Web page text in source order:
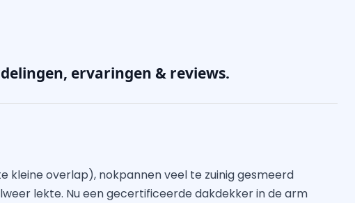
ervaringen & reviews.
kleine overlap), nokpannen veel te zuinig gesmeerd
lekte. Nu een gecertificeerde dakdekker in de arm